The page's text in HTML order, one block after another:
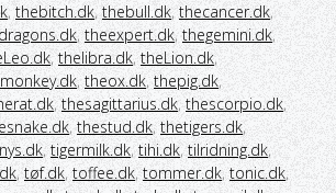
, thebitch.dk, thebull.dk, thecancer.dk,
, theexpert.dk, thegemini.dk,
, thelibra.dk, theLion.dk,
, theox.dk, thepig.dk,
, thesagittarius.dk, thescorpio.dk,
, thestud.dk, thetigers.dk,
, tigermilk.dk, tihi.dk, tilridning.dk,
, tøf.dk, toffee.dk, tommer.dk, tonic.dk,